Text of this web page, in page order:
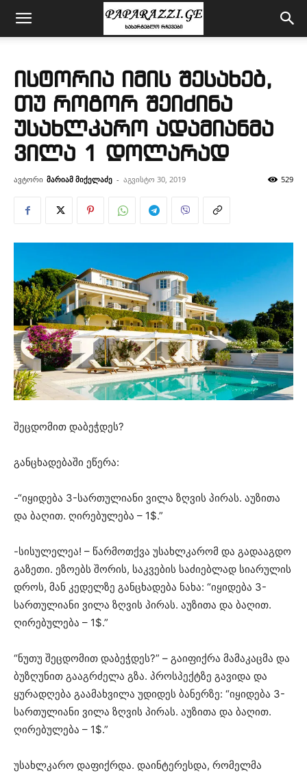
ისტორია იმის შესახებ,
თუ როგორ შეიძინა
უსახლკარო ადამიანმა
ვილა 1 დოლარად
ავტორი მარიამ მიქელაძე - აგვისტო 30, 2019 529
შეცდომით დაბეჭდეს?
განცხადებაში ეწერა:
-“იყიდება 3-სართულიანი ვილა ზღვის პირას. აუზითა
და ბაღით. ღირებულება – 1$.”
-სისულელეა! – წარმოთქვა უსახლკარომ და გადააგდო
გაზეთი. ეზოებს შორის, საკვების საძიებლად სიარულის
დროს, მან კედელზე განცხადება ნახა: “იყიდება 3-
სართულიანი ვილა ზღვის პირას. აუზითა და ბაღით.
ღირებულება – 1$.”
“ნუთუ შეცდომით დაბეჭდეს?” – გაიფიქრა მამაკაცმა და
ბუზღუნით გააგრძელა გზა. პროსპექტზე გავიდა და
ყურადღება გაამახვილა უდიდეს ბანერზე: “იყიდება 3-
სართულიანი ვილა ზღვის პირას. აუზითა და ბაღით.
ღირებულება – 1$.”
უსახლკარო დაფიქრდა. დაინტერესდა, რომელმა